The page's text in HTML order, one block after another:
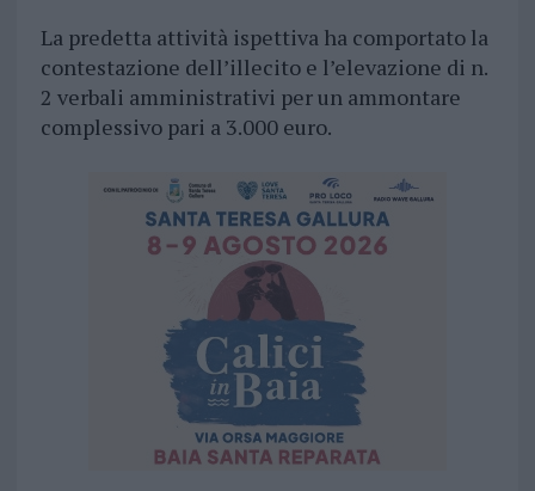
La predetta attività ispettiva ha comportato la
contestazione dell’illecito e l’elevazione di n.
2 verbali amministrativi per un ammontare
complessivo pari a 3.000 euro.